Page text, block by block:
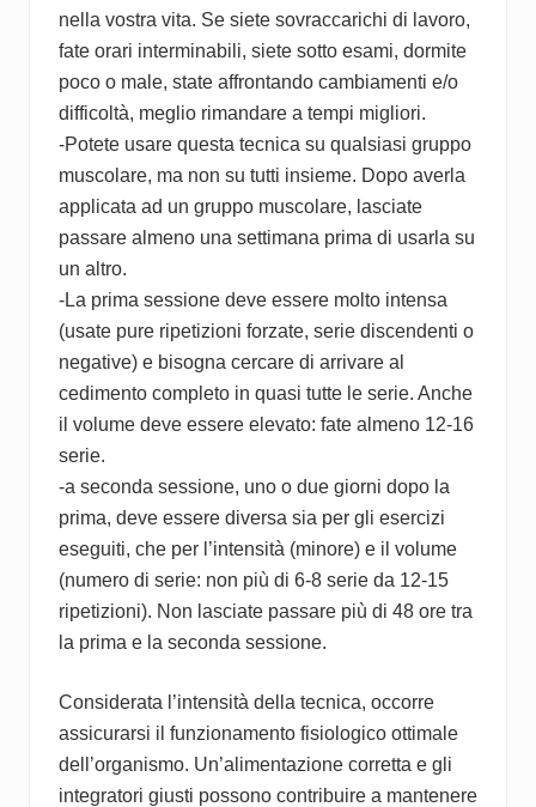
nella vostra vita. Se siete sovraccarichi di lavoro,
fate orari interminabili, siete sotto esami, dormite
poco o male, state affrontando cambiamenti e/o
difficoltà, meglio rimandare a tempi migliori.
-Potete usare questa tecnica su qualsiasi gruppo
muscolare, ma non su tutti insieme. Dopo averla
applicata ad un gruppo muscolare, lasciate
passare almeno una settimana prima di usarla su
un altro.
-La prima sessione deve essere molto intensa
(usate pure ripetizioni forzate, serie discendenti o
negative) e bisogna cercare di arrivare al
cedimento completo in quasi tutte le serie. Anche
il volume deve essere elevato: fate almeno 12-16
serie.
-a seconda sessione, uno o due giorni dopo la
prima, deve essere diversa sia per gli esercizi
eseguiti, che per l’intensità (minore) e il volume
(numero di serie: non più di 6-8 serie da 12-15
ripetizioni). Non lasciate passare più di 48 ore tra
la prima e la seconda sessione.
Considerata l’intensità della tecnica, occorre
assicurarsi il funzionamento fisiologico ottimale
dell’organismo. Un’alimentazione corretta e gli
integratori giusti possono contribuire a mantenere